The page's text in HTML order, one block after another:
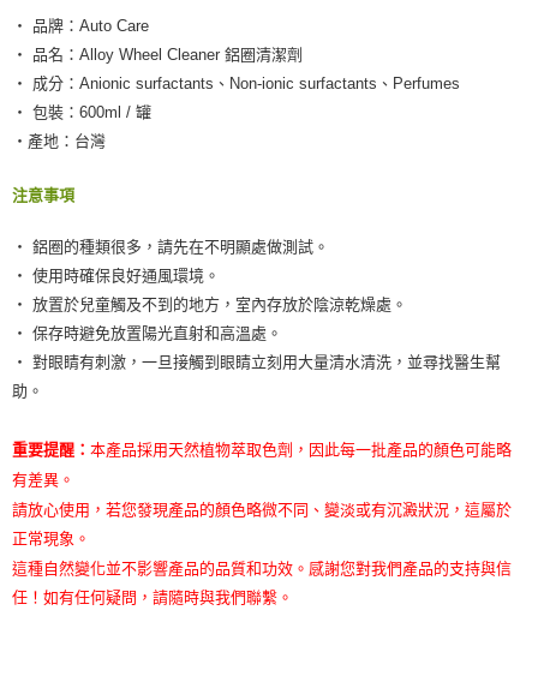
‧ 品牌：Auto Care
‧ 品名：Alloy Wheel Cleaner 鋁圈清潔劑
‧ 成分：Anionic surfactants、Non-ionic surfactants、Perfumes
‧ 包裝：600ml / 罐
‧產地：台灣
注意事項
‧ 鋁圈的種類很多，請先在不明顯處做測試。
‧ 使用時確保良好通風環境。
‧ 放置於兒童觸及不到的地方，室內存放於陰涼乾燥處。
‧ 保存時避免放置陽光直射和高溫處。
‧ 對眼睛有刺激，一旦接觸到眼睛立刻用大量清水清洗，並尋找醫生幫
助。
重要提醒： 本產品採用天然植物萃取色劑，因此每一批產品的顏色可能略
有差異。
請放心使用，若您發現產品的顏色略微不同、變淡或有沉澱狀況，這屬於
正常現象。
這種自然變化並不影響產品的品質和功效。感謝您對我們產品的支持與信
任！如有任何疑問，請隨時與我們聯繫。